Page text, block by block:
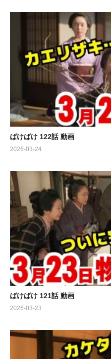
ばけばけ 122話 動画
2026-03-24
ばけばけ 121話 動画
2026-03-23